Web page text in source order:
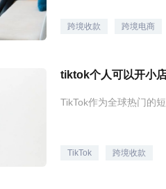
跨境收款 跨境电商
tiktok个人可以开小
TikTok作为全球热门的
TikTok 跨境收款